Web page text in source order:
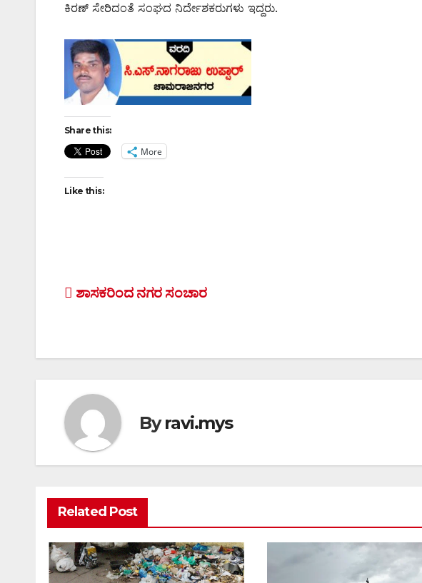
ಕಿರಣ್ ಸೇರಿದಂತೆ ಸಂಘದ ನಿರ್ದೇಶಕರುಗಳು ಇದ್ದರು.
Share this:
More
Like this:
Post
ಶಾಸಕರಿಂದ ನಗರ ಸಂಚಾರ
Byravi.mys
Related Post